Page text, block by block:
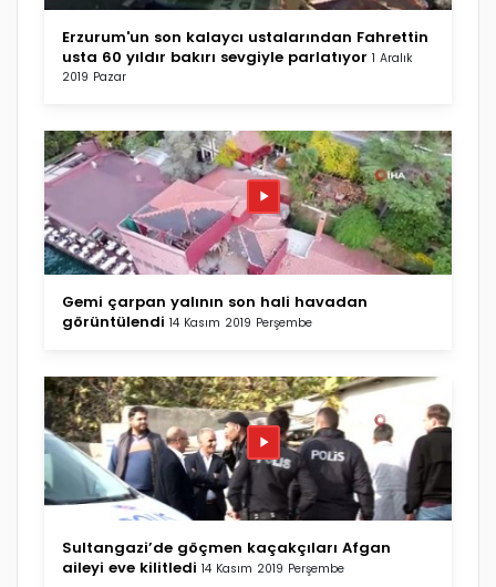
Erzurum'un son kalaycı ustalarından Fahrettin
usta 60 yıldır bakırı sevgiyle parlatıyor 1 Aralık
2019 Pazar
Gemi çarpan yalının son hali havadan
görüntülendi 14 Kasım 2019 Perşembe
Sultangazi’de göçmen kaçakçıları Afgan
aileyi eve kilitledi 14 Kasım 2019 Perşembe